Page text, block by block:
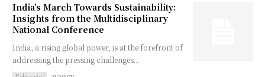
India’s March Towards Sustainability:
Insights from the Multidisciplinary
National Conference
India, a rising global power, is at the forefront of
addressing the pressing challenges...